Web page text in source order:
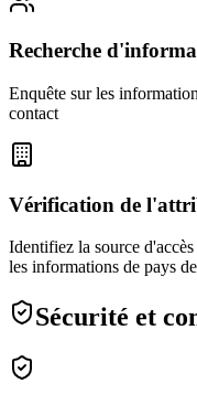
Recherche
Enquête sur les
contact
Vérification de
Identifiez la source
les informations de pays
Sécurité et